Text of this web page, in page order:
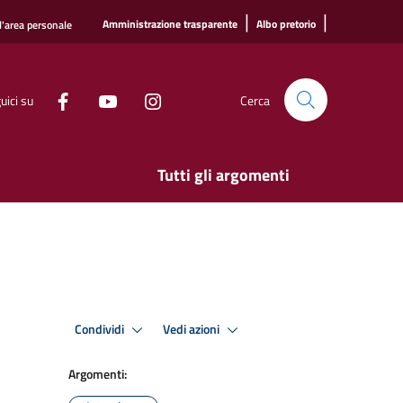
personale Amministrazione trasparente | Albo pretorio |
su Cerca
Tutti gli argomenti
Condividi Vedi azioni
Argomenti: